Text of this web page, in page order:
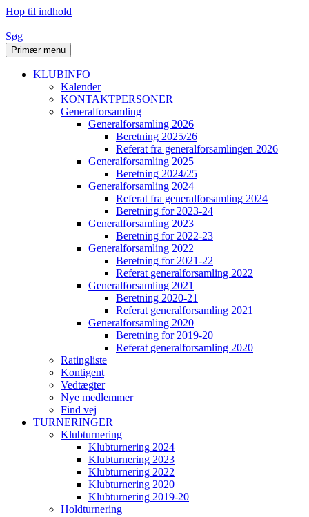
Hop til indhold
Søg
Primær menu
KLUBINFO
Kalender
KONTAKTPERSONER
Generalforsamling
Generalforsamling 2026
Beretning 2025/26
Referat fra generalforsamlingen 2026
Generalforsamling 2025
Beretning 2024/25
Generalforsamling 2024
Referat fra generalforsamling 2024
Beretning for 2023-24
Generalforsamling 2023
Beretning for 2022-23
Generalforsamling 2022
Beretning for 2021-22
Referat generalforsamling 2022
Generalforsamling 2021
Beretning 2020-21
Referat generalforsamling 2021
Generalforsamling 2020
Beretning for 2019-20
Referat generalforsamling 2020
Ratingliste
Kontigent
Vedtægter
Nye medlemmer
Find vej
TURNERINGER
Klubturnering
Klubturnering 2024
Klubturnering 2023
Klubturnering 2022
Klubturnering 2020
Klubturnering 2019-20
Holdturnering